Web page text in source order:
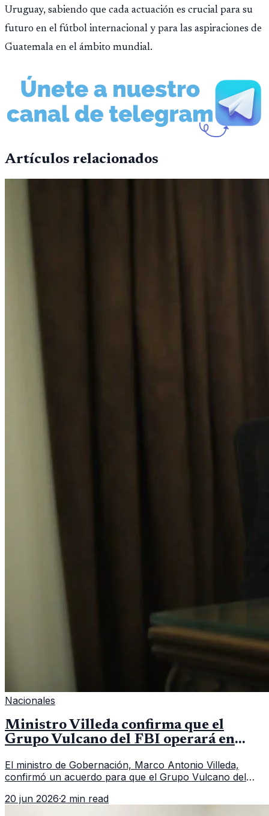
Uruguay, sabiendo que cada actuación es crucial para su
futuro en el fútbol internacional y para las aspiraciones de
Guatemala en el ámbito mundial.
Artículos relacionados
Nacionales
Ministro Villeda confirma que el
Grupo Vulcano del FBI operará en
El ministro de Gobernación, Marco Antonio Villeda,
confirmó un acuerdo para que el Grupo Vulcano del
fallido con la administración anterior del Ministerio
20 jun 2026·2 min read